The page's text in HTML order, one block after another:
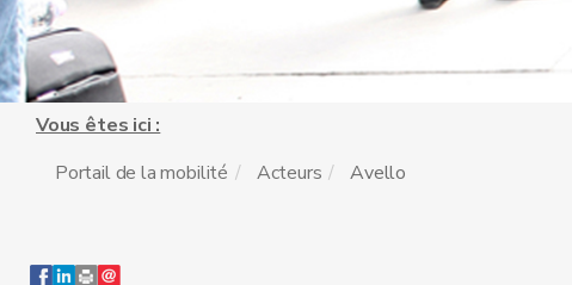
Vous êtes ici :
Portail de la mobilité
Acteurs Avello